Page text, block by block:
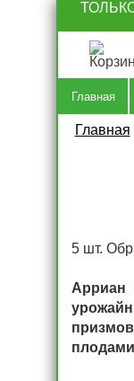
Skip
content
Главная
Главная
5 шт.
Арриан